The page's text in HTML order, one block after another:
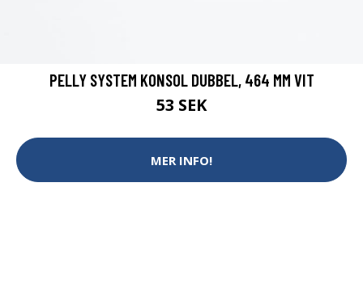
PELLY SYSTEM KONSOL DUBBEL, 464 MM VIT
53 SEK
MER INFO!